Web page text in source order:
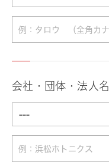
会社・団体・法人名